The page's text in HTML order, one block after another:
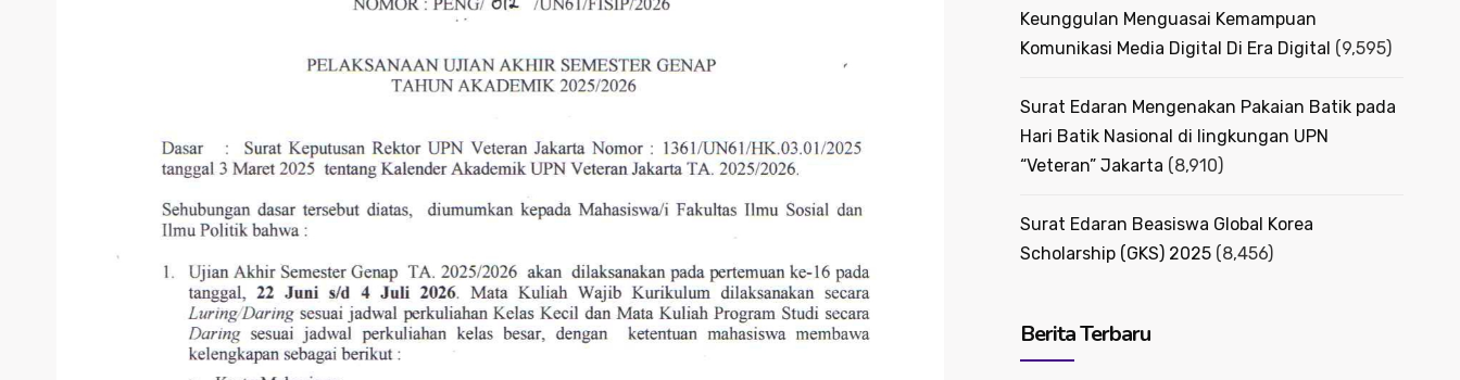
Keunggulan Menguasai Kemampuan
Komunikasi Media Digital Di Era Digital (9,595)
Surat Edaran Mengenakan Pakaian Batik pada
Hari Batik Nasional di lingkungan UPN
“Veteran” Jakarta (8,910)
Surat Edaran Beasiswa Global Korea
Scholarship (GKS) 2025 (8,456)
Berita Terbaru